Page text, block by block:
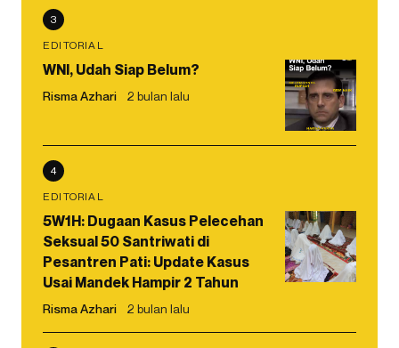
3
EDITORIAL
WNI, Udah Siap Belum?
Risma Azhari 2 bulan lalu
4
EDITORIAL
5W1H: Dugaan Kasus Pelecehan
Seksual 50 Santriwati di
Pesantren Pati: Update Kasus
Usai Mandek Hampir 2 Tahun
Risma Azhari 2 bulan lalu